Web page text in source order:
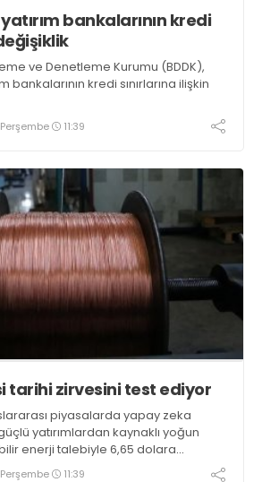
bankalarının kredi
ve Denetleme Kurumu (BDDK),
bankalarının kredi sınırlarına ilişkin
11:39
tarihi zirvesini test ediyor
piyasalarda yapay zeka
yatırımlardan kaynaklı yoğun
enerji talebiyle 6,65 dolara
test ediyor
11:39